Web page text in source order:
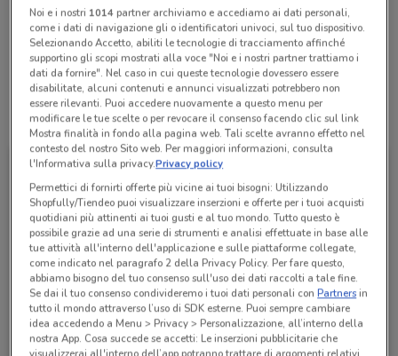
Lunedì n.d.
Martedì n.d.
Mercoledì n.d.
Giovedì n.d.
Venerdì n.d.
Sabato n.d.
Domenica n.d.
Tutte le promozioni di questo negozio
1mobile
Noi e i nostri 1014partner archiviamo e accediamo ai dati personali,
come i dati di navigazione gli o identificatori univoci, sul tuo dispositivo.
Selezionando Accetto, abiliti le tecnologie di tracciamento affinché
supportino gli scopi mostrati alla voce "Noi e i nostri partner trattiamo i
dati da fornire". Nel caso in cui queste tecnologie dovessero essere
disabilitate, alcuni contenuti e annunci visualizzati potrebbero non
essere rilevanti. Puoi accedere nuovamente a questo menu per
modificare le tue scelte o per revocare il consenso facendo clic sul link
Mostra finalità in fondo alla pagina web. Tali scelte avranno effetto nel
contesto del nostro Sito web. Per maggiori informazioni, consulta
l'Informativa sulla privacy.Privacy policy
Permettici di fornirti offerte più vicine ai tuoi bisogni: Utilizzando
Shopfully/Tiendeo puoi visualizzare inserzioni e offerte per i tuoi acquisti
quotidiani più attinenti ai tuoi gusti e al tuo mondo. Tutto questo è
possibile grazie ad una serie di strumenti e analisi effettuate in base alle
tue attività all'interno dell'applicazione e sulle piattaforme collegate,
come indicato nel paragrafo 2 della Privacy Policy. Per fare questo,
abbiamo bisogno del tuo consenso sull'uso dei dati raccolti a tale fine.
Se dai il tuo consenso condivideremo i tuoi dati personali conPartnersin
tutto il mondo attraverso l’uso di SDK esterne. Puoi sempre cambiare
idea accedendo a Menu > Privacy > Personalizzazione, all’interno della
nostra App. Cosa succede se accetti: Le inserzioni pubblicitarie che